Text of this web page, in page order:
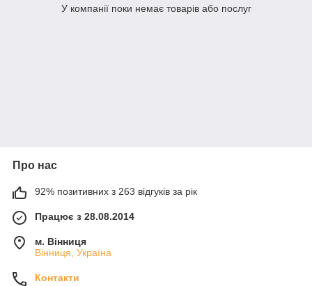
У компанії поки немає товарів або послуг
Про нас
92% позитивних з 263 відгуків за рік
Працює з 28.08.2014
м. Вінниця
Вінниця, Україна
Контакти